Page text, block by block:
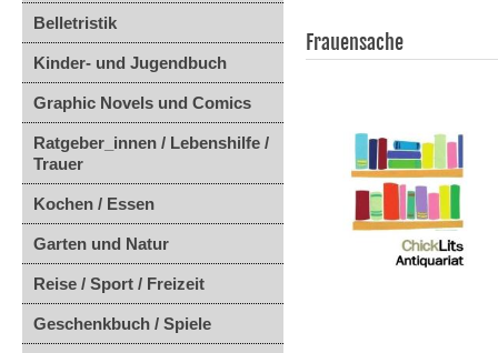
Belletristik
Kinder- und Jugendbuch
Graphic Novels und Comics
Ratgeber_innen / Lebenshilfe /
Trauer
Kochen / Essen
Garten und Natur
Reise / Sport / Freizeit
Geschenkbuch / Spiele
Frauensache